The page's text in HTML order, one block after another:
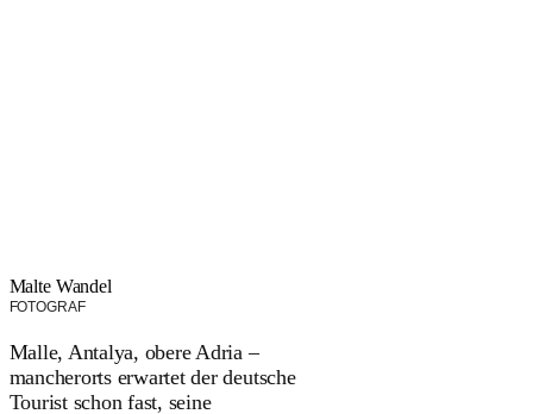
Malte Wandel
FOTOGRAF
Malle, Antalya, obere Adria –
mancherorts erwartet der deutsche
Tourist schon fast, seine